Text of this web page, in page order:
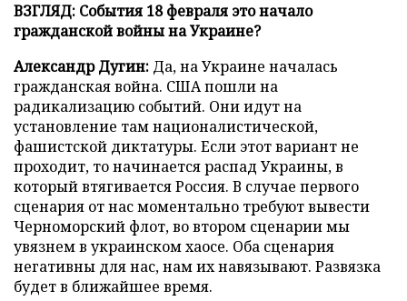
ВЗГЛЯД: События 18 февраля это начало
гражданской войны на Украине?
Александр Дугин: Да, на Украине началась
гражданская война. США пошли на
радикализацию событий. Они идут на
установление там националистической,
фашистской диктатуры. Если этот вариант не
проходит, то начинается распад Украины, в
который втягивается Россия. В случае первого
сценария от нас моментально требуют вывести
Черноморский флот, во втором сценарии мы
увязнем в украинском хаосе. Оба сценария
негативны для нас, нам их навязывают. Развязка
будет в ближайшее время.